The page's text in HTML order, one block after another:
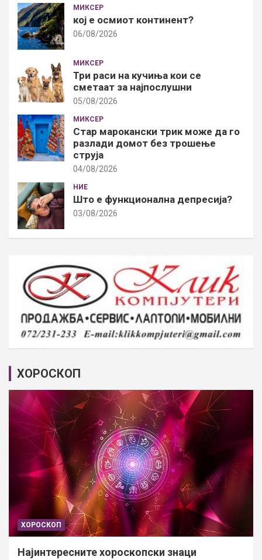
МИКСЕР
кој е осмиот континент?
06/08/2026
МИКСЕР
Три раси на кучиња кои се
сметаат за најпослушни
05/08/2026
МИКСЕР
Стар марокански трик може да го
разлади домот без трошење
струја
04/08/2026
НИЕ
Што е функционална депресија?
03/08/2026
ХОРОСКОП
ХОРОСКОП
Најинтересните хороскопски знаци